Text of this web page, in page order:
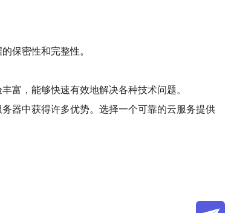
保密性和完整性。
富，能够快速有效地解决各种技术问题。
器中获得许多优势。选择一个可靠的云服务提供